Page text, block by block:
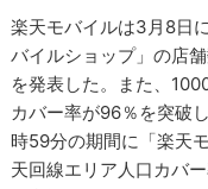
楽天モバイルは3月8日
バイルショップ」の店
を発表した。また、
カバー率が96％を突破
時59分の期間に「楽天
天回線エリア人口カバ